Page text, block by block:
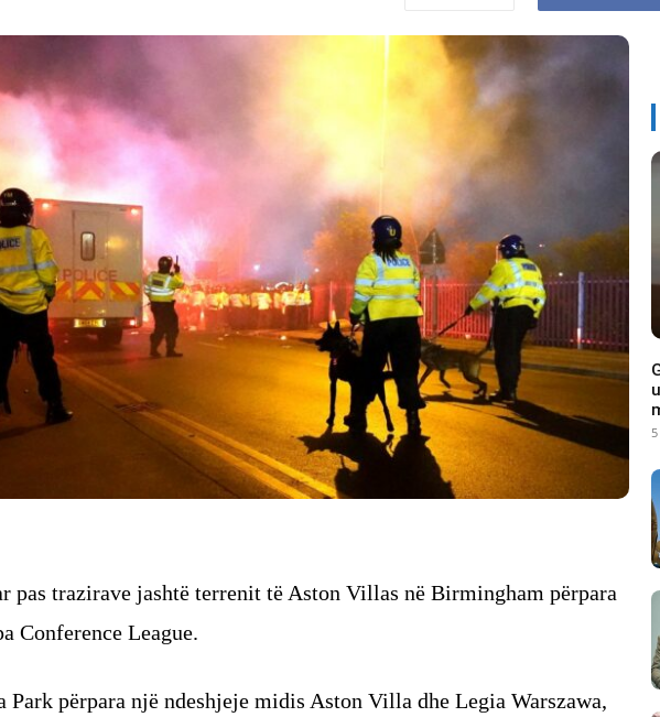
pas trazirave jashtë terrenit të Aston Villas në Birmingham përpara
Conference League.
Park përpara një ndeshjeje midis Aston Villa dhe Legia Warszawa,